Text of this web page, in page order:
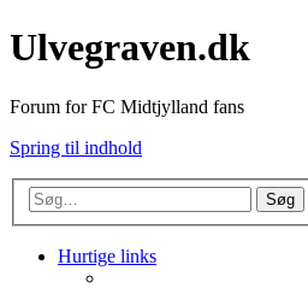
Ulvegraven.dk
Forum for FC Midtjylland fans
Spring til indhold
Søg
Hurtige links